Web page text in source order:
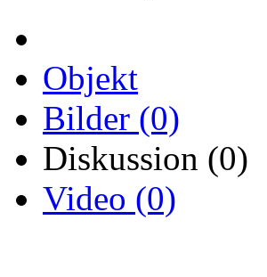
Objekt
Bilder (0)
Diskussion (0)
Video (0)